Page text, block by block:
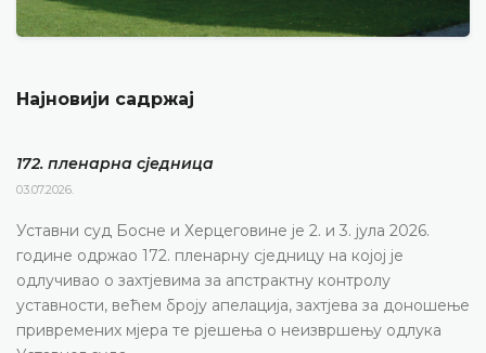
Најновији садржај
172. пленарна сједницa
03.07.2026.
Уставни суд Босне и Херцеговине је 2. и 3. јула 2026.
године одржао 172. пленарну сједницу на којој је
одлучивао о захтјевима за апстрактну контролу
уставности, већем броју апелација, захтјева за доношење
привремених мјера те рјешења о неизвршењу одлука